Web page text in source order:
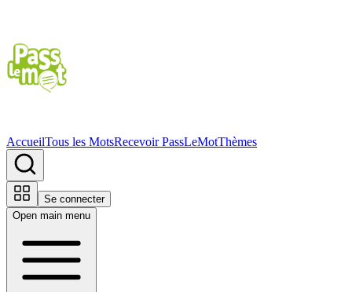
AccueilTous les MotsRecevoir PassLeMotThèmes
Se connecter
Open main menu